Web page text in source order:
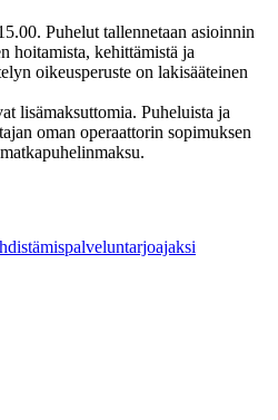
Puhelut tallennetaan asioinnin
hoitamista, kehittämistä ja
oikeusperuste on lakisääteinen
lisämaksuttomia. Puheluista ja
oman operaattorin sopimuksen